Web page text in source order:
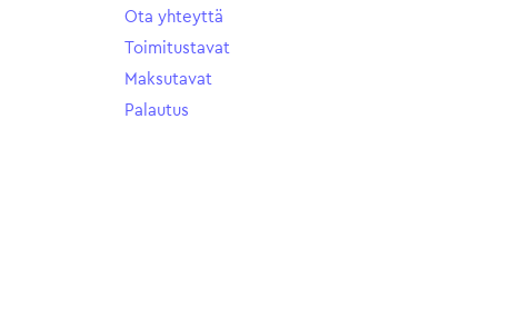
Ota yhteyttä
Toimitustavat
Maksutavat
Palautus